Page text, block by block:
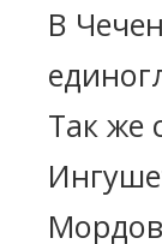
В
Так же